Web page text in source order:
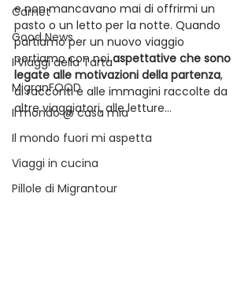
Carnet
Good News
I Viaggi della Tarta
MigranFOOD
Il mondo @ casa mia
Il mondo fuori mi aspetta
Viaggi in cucina
Pillole di Migrantour
e non mancavano mai di offrirmi un
pasto o un letto per la notte. Quando
partiamo per un nuovo viaggio
portiamo con noi aspettative che sono
legate alle motivazioni della partenza,
ai racconti e alle immagini raccolte da
altre viaggiatori, alle letture…